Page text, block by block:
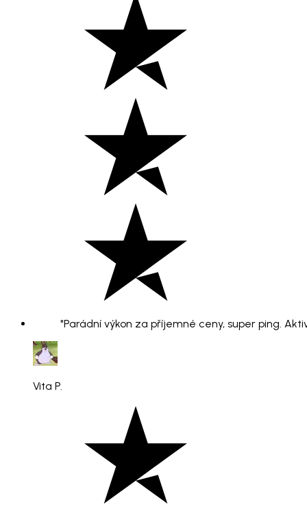
"Parádní výkon za příjemné ceny, super ping.
Vita P.